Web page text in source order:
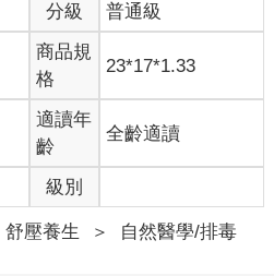
分級 普通級
商品規
格
23*17*1.33
適讀年
齡
全齡適讀
級別
舒壓養生 ＞ 自然醫學/排毒